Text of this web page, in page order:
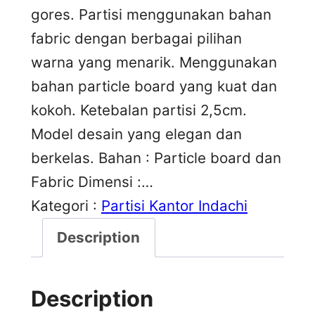
gores. Partisi menggunakan bahan
fabric dengan berbagai pilihan
warna yang menarik. Menggunakan
bahan particle board yang kuat dan
kokoh. Ketebalan partisi 2,5cm.
Model desain yang elegan dan
berkelas. Bahan : Particle board dan
Fabric Dimensi :…
Kategori : Partisi Kantor Indachi
Description
Description